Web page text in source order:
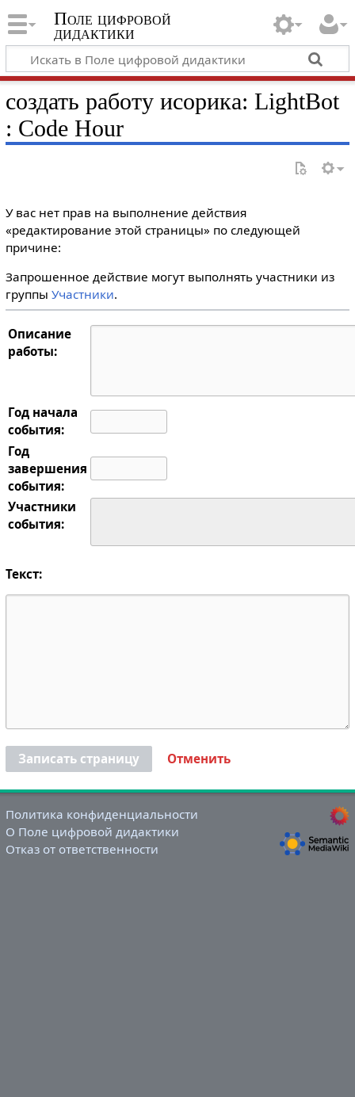
Поле цифровой
дидактики
создать работу исорика: LightBot
: Code Hour
У вас нет прав на выполнение действия
«редактирование этой страницы» по следующей
причине:
Запрошенное действие могут выполнять участники из
группы Участники.
Описание
работы:
Год начала
события:
Год
завершения
события:
Участники
события:
Текст:
Записать страницу Отменить
Политика конфиденциальности
О Поле цифровой дидактики
Отказ от ответственности